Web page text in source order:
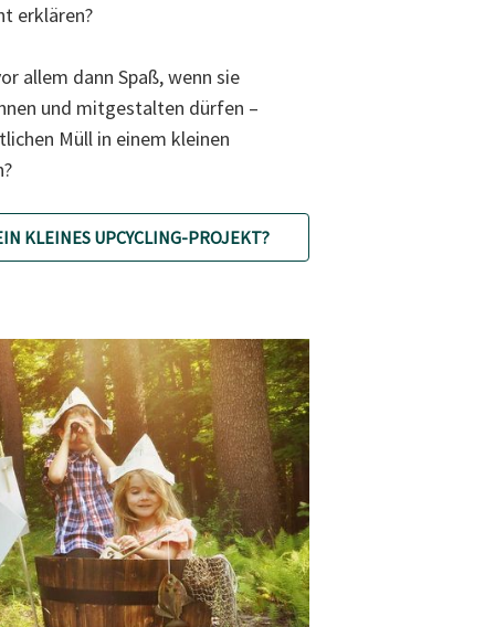
erklären?
allem dann Spaß, wenn sie
und mitgestalten dürfen –
Müll in einem kleinen
KLEINES UPCYCLING-PROJEKT?